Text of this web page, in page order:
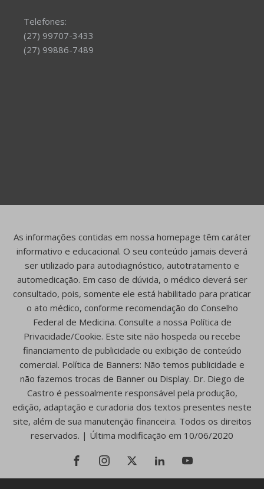
Telefones:
(27) 99707-3433
(27) 99886-7489
As informações contidas em nossa homepage têm caráter
informativo e educacional. O seu conteúdo jamais deverá
ser utilizado para autodiagnóstico, autotratamento e
automedicação. Em caso de dúvida, o médico deverá ser
consultado, pois, somente ele está habilitado para praticar
o ato médico, conforme recomendação do Conselho
Federal de Medicina. Consulte a nossa Política de
Privacidade/Cookie. Este site não hospeda ou recebe
financiamento de publicidade ou exibição de conteúdo
comercial. Política de Banners: Não temos publicidade e
não fazemos trocas de Banner ou Display. Dr. Diego de
Castro é pessoalmente responsável pela produção,
edição, adaptação e curadoria dos textos presentes neste
site, além de sua manutenção financeira. Todos os direitos
reservados. | Última modificação em 10/06/2020